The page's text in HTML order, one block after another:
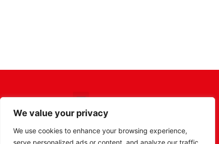
We value your privacy
We use cookies to enhance your browsing experience,
serve personalized ads or content, and analyze our traffic.